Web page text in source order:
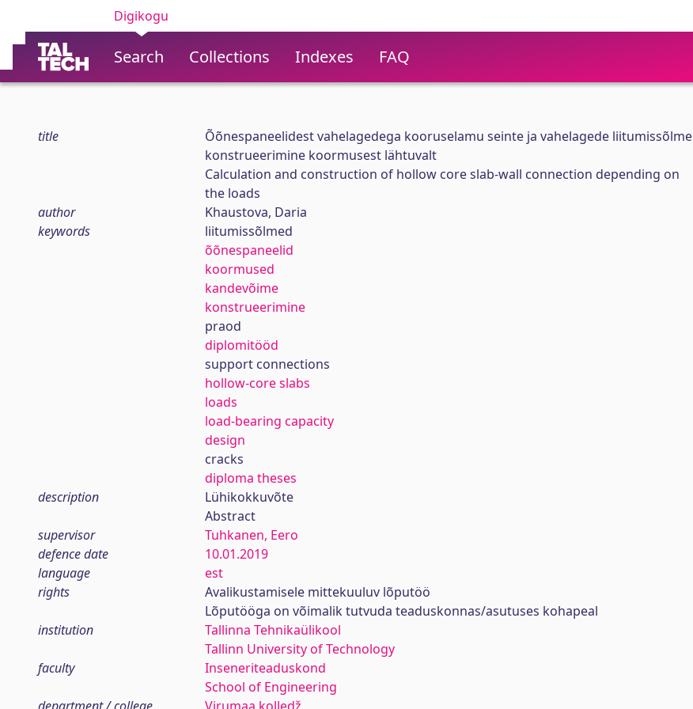
Digikogu
Search Collections Indexes FAQ
title
Õõnespaneelidest vahelagedega kooruselamu seinte ja vahelagede liitumissõlme
konstrueerimine koormusest lähtuvalt
Calculation and construction of hollow core slab-wall connection depending on
the loads
author
Khaustova, Daria
keywords
liitumissõlmed
õõnespaneelid
koormused
kandevõime
konstrueerimine
praod
diplomitööd
support connections
hollow-core slabs
loads
load-bearing capacity
design
cracks
diploma theses
description
Lühikokkuvõte
Abstract
supervisor
Tuhkanen, Eero
defence date
10.01.2019
language
est
rights
Avalikustamisele mittekuuluv lõputöö
Lõputööga on võimalik tutvuda teaduskonnas/asutuses kohapeal
institution
Tallinna Tehnikaülikool
Tallinn University of Technology
faculty
Inseneriteaduskond
School of Engineering